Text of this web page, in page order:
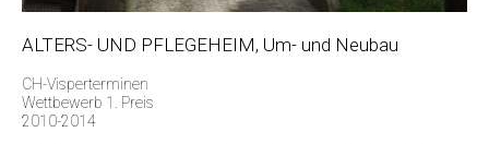
ALTERS- UND PFLEGEHEIM, Um- und Neubau
CH-Visperterminen
Wettbewerb 1. Preis
2010-2014